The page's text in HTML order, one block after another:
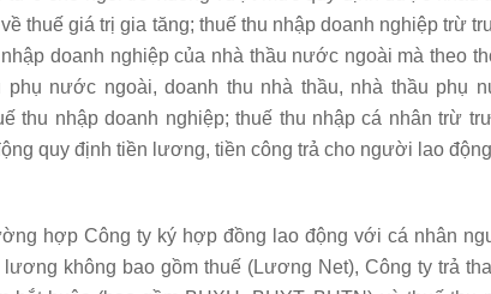
thuế giá trị gia tăng; thuế thu nhập doanh nghiệp trừ
doanh nghiệp của nhà thầu nước ngoài mà theo
phụ nước ngoài, doanh thu nhà thầu, nhà thầu phụ
thu nhập doanh nghiệp; thuế thu nhập cá nhân trừ
quy định tiền lương, tiền công trả cho người lao
hợp Công ty ký hợp đồng lao động với cá nhân
lương không bao gồm thuế (Lương Net), Công ty trả